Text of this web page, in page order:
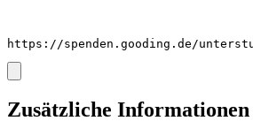
https://spenden.gooding.de/
Zusätzliche